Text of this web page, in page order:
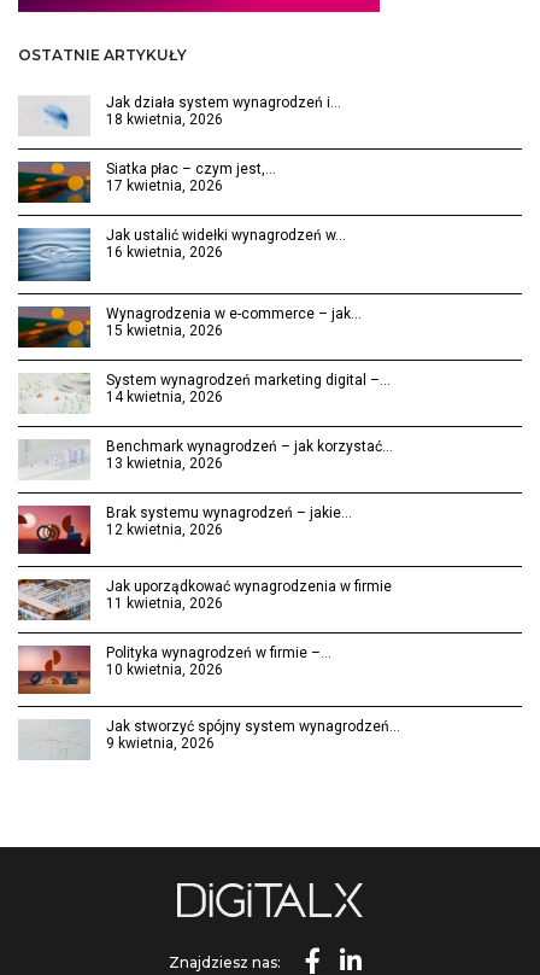
OSTATNIE ARTYKUŁY
Jak działa system wynagrodzeń i…
18 kwietnia, 2026
Siatka płac – czym jest,…
17 kwietnia, 2026
Jak ustalić widełki wynagrodzeń w…
16 kwietnia, 2026
Wynagrodzenia w e-commerce – jak…
15 kwietnia, 2026
System wynagrodzeń marketing digital –…
14 kwietnia, 2026
Benchmark wynagrodzeń – jak korzystać…
13 kwietnia, 2026
Brak systemu wynagrodzeń – jakie…
12 kwietnia, 2026
Jak uporządkować wynagrodzenia w firmie
11 kwietnia, 2026
Polityka wynagrodzeń w firmie –…
10 kwietnia, 2026
Jak stworzyć spójny system wynagrodzeń…
9 kwietnia, 2026
Znajdziesz nas: